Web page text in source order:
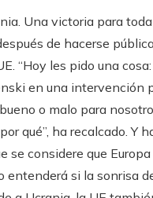
Una victoria para
de hacerse
“Hoy les pido una
en una intervención
o malo para
qué”, ha recalcado. Y
se considere que
entenderá si la sonrisa